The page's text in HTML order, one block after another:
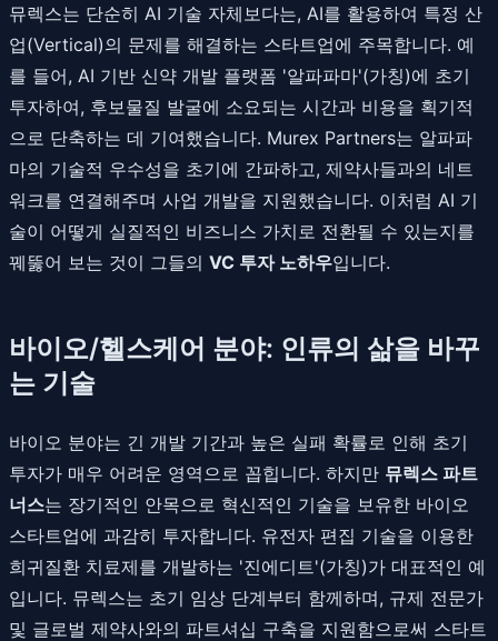
뮤렉스는 단순히 AI 기술 자체보다는, AI를 활용하여 특정 산
업(Vertical)의 문제를 해결하는 스타트업에 주목합니다. 예
를 들어, AI 기반 신약 개발 플랫폼 '알파파마'(가칭)에 초기
투자하여, 후보물질 발굴에 소요되는 시간과 비용을 획기적
으로 단축하는 데 기여했습니다. Murex Partners는 알파파
마의 기술적 우수성을 초기에 간파하고, 제약사들과의 네트
워크를 연결해주며 사업 개발을 지원했습니다. 이처럼 AI 기
술이 어떻게 실질적인 비즈니스 가치로 전환될 수 있는지를
꿰뚫어 보는 것이 그들의 VC 투자 노하우입니다.
바이오/헬스케어 분야: 인류의 삶을 바꾸
는 기술
바이오 분야는 긴 개발 기간과 높은 실패 확률로 인해 초기
투자가 매우 어려운 영역으로 꼽힙니다. 하지만 뮤렉스 파트
너스는 장기적인 안목으로 혁신적인 기술을 보유한 바이오
스타트업에 과감히 투자합니다. 유전자 편집 기술을 이용한
희귀질환 치료제를 개발하는 '진에디트'(가칭)가 대표적인 예
입니다. 뮤렉스는 초기 임상 단계부터 함께하며, 규제 전문가
및 글로벌 제약사와의 파트셔십 구축을 지원함으로써 스타트